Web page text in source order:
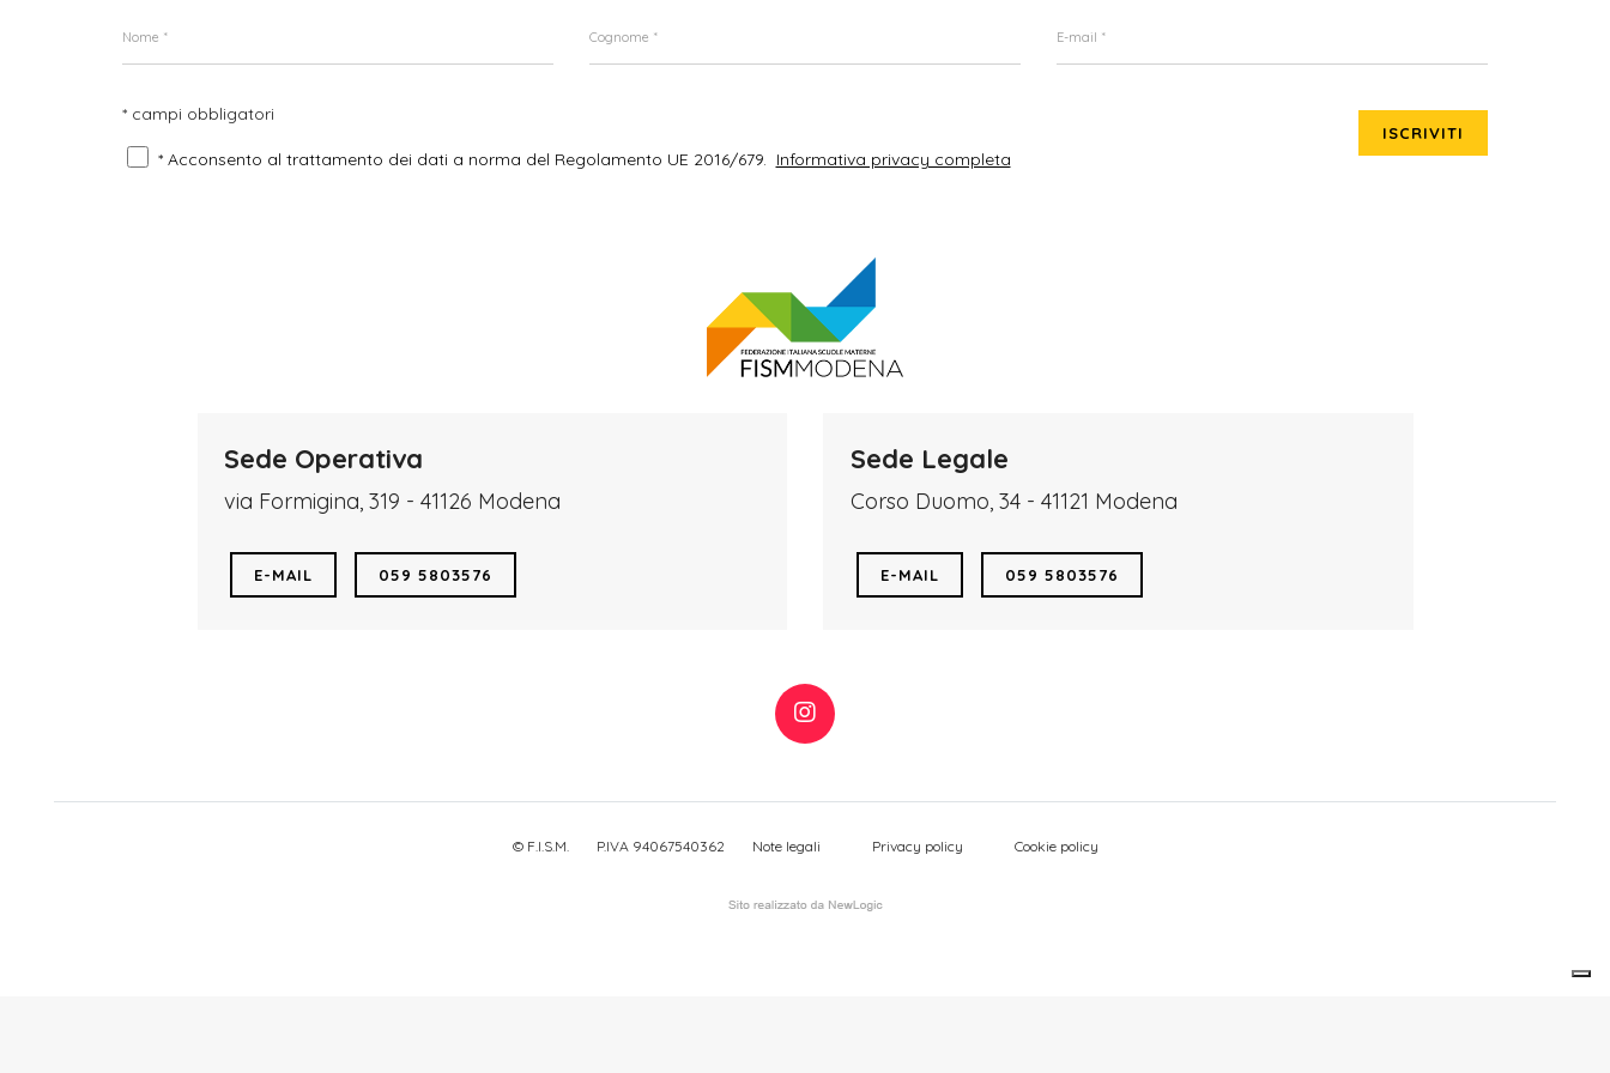
* campi obbligatori
* Acconsento al trattamento dei dati a norma del Regolamento UE 2016/679. Informativa privacy completa
ISCRIVITI
Sede Operativa
via Formigina, 319 - 41126 Modena
E-MAIL 059 5803576
Sede Legale
Corso Duomo, 34 - 41121 Modena
E-MAIL 059 5803576
© F.I.S.M. P.IVA 94067540362 Note legali Privacy policy Cookie policy